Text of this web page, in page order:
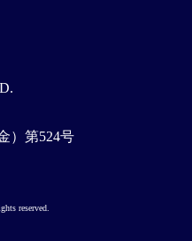
）第524号
reserved.